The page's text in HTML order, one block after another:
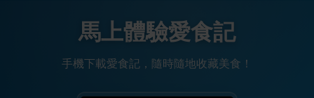
馬上體驗愛食記
手機下載愛食記，隨時隨地收藏美食！